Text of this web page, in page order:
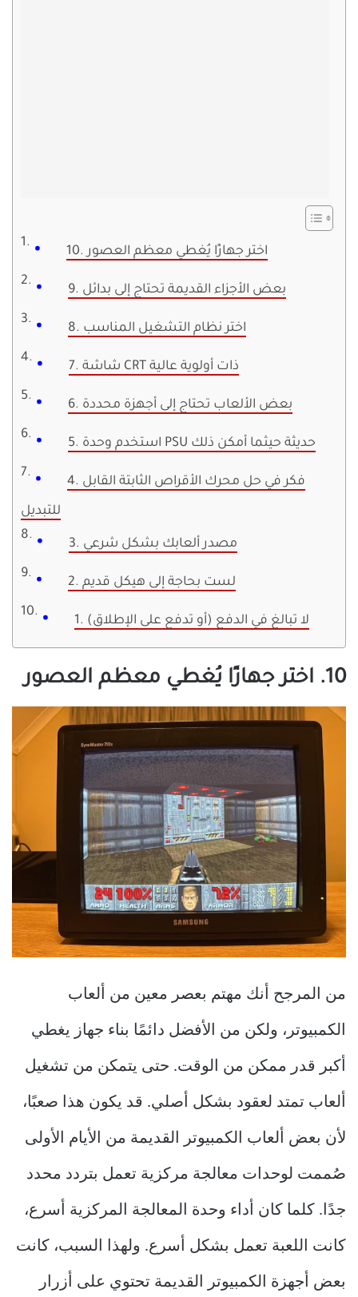
10. اختر جهازًا يُغطي معظم العصور
9. بعض الأجزاء القديمة تحتاج إلى بدائل
8. اختر نظام التشغيل المناسب
7. شاشة CRT ذات أولوية عالية
6. بعض الألعاب تحتاج إلى أجهزة محددة
5. استخدم وحدة PSU حديثة حيثما أمكن ذلك
4. فكر في حل محرك الأقراص الثابتة القابل
للتبديل
3. مصدر ألعابك بشكل شرعي
2. لست بحاجة إلى هيكل قديم
1. لا تبالغ في الدفع (أو تدفع على الإطلاق)
10. اختر جهازًا يُغطي معظم العصور
من المرجح أنك مهتم بعصر معين من ألعاب
الكمبيوتر، ولكن من الأفضل دائمًا بناء جهاز يغطي
أكبر قدر ممكن من الوقت. حتى يتمكن من تشغيل
ألعاب تمتد لعقود بشكل أصلي. قد يكون هذا صعبًا،
لأن بعض ألعاب الكمبيوتر القديمة من الأيام الأولى
صُممت لوحدات معالجة مركزية تعمل بتردد محدد
جدًا. كلما كان أداء وحدة المعالجة المركزية أسرع،
كانت اللعبة تعمل بشكل أسرع. ولهذا السبب، كانت
بعض أجهزة الكمبيوتر القديمة تحتوي على أزرار